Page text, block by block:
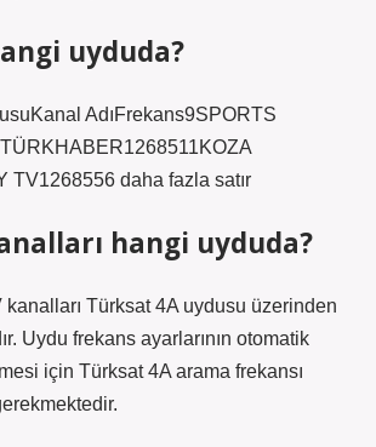
uyduda?
AdıFrekans9SPORTS
TV1268556 daha fazla satır
hangi uyduda?
kanalları Türksat 4A uydusu üzerinden
Uydu frekans ayarlarının otomatik
için Türksat 4A arama frekansı